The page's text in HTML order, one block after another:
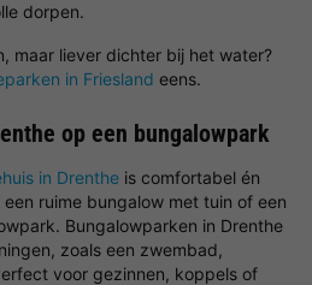
dorpen.
maar liever dichter bij het water?
in Friesland eens.
op een bungalowpark
in Drenthe is comfortabel én
ruime bungalow met tuin of een
Bungalowparken in Drenthe
zoals een zwembad,
voor gezinnen, koppels of